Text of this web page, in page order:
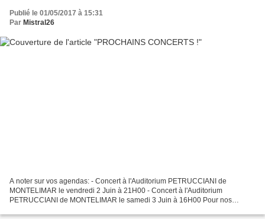
Publié le 01/05/2017 à 15:31
Par Mistral26
A noter sur vos agendas: - Concert à l'Auditorium PETRUCCIANI de
MONTELIMAR le vendredi 2 Juin à 21H00 - Concert à l'Auditorium
PETRUCCIANI de MONTELIMAR le samedi 3 Juin à 16H00 Pour nos